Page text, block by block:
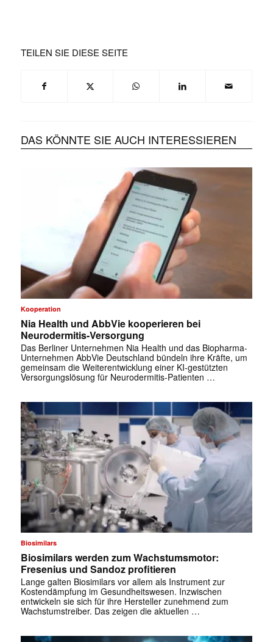
TEILEN SIE DIESE SEITE
DAS KÖNNTE SIE AUCH INTERESSIEREN
Kooperation
Nia Health und AbbVie kooperieren bei
Neurodermitis-Versorgung
Das Berliner Unternehmen Nia Health und das Biopharma-
Unternehmen AbbVie Deutschland bündeln ihre Kräfte, um
gemeinsam die Weiterentwicklung einer KI-gestützten
Versorgungslösung für Neurodermitis-Patienten …
Biosimilars
Biosimilars werden zum Wachstumsmotor:
Fresenius und Sandoz profitieren
Lange galten Biosimilars vor allem als Instrument zur
Kostendämpfung im Gesundheitswesen. Inzwischen
entwickeln sie sich für ihre Hersteller zunehmend zum
Wachstumstreiber. Das zeigen die aktuellen …